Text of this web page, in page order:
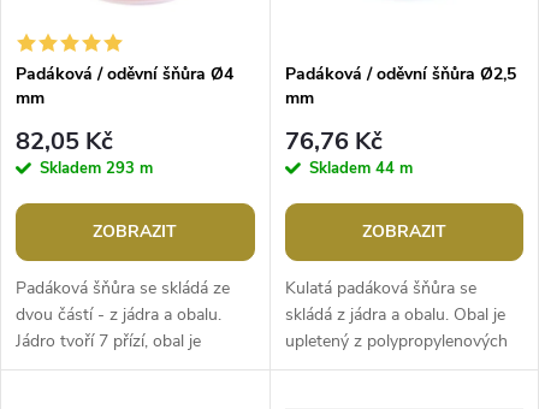
í
p
r
o
d
u
s
p
r
o
d
u
Padáková / oděvní šňůra Ø4
mm
82,05 Kč
Skladem 293 m
ZOBRAZIT
Padáková šňůra se skládá ze
dvou částí - z jádra a obalu.
Jádro tvoří 7 přízí, obal je
upletený z polypropylenových
Padáková / oděvní šňůra Ø2,5
mm
76,76 Kč
Skladem 44 m
ZOBRAZIT
Kulatá padáková šňůra se
skládá z jádra a obalu. Obal je
upletený z polypropylenových
vláken, jádro tvoří spletená